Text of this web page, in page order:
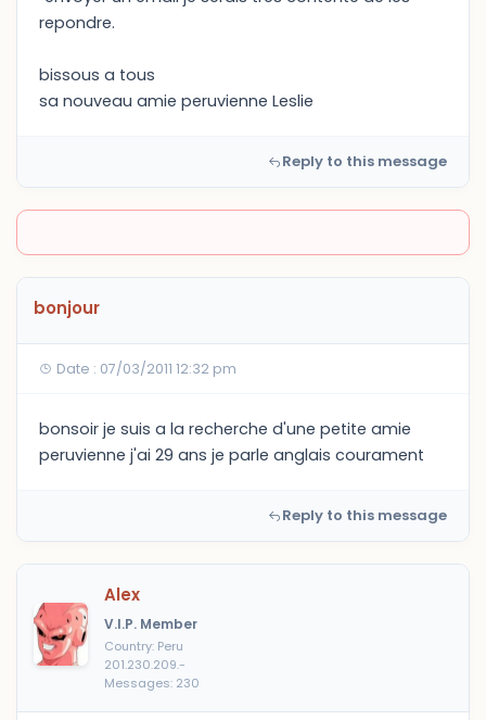
repondre.
bissous a tous
sa nouveau amie peruvienne Leslie
Reply to this message
bonjour
Date : 07/03/2011 12:32 pm
bonsoir je suis a la recherche d'une petite amie
peruvienne j'ai 29 ans je parle anglais courament
Reply to this message
Alex
V.I.P. Member
Country: Peru
201.230.209.-
Messages: 230